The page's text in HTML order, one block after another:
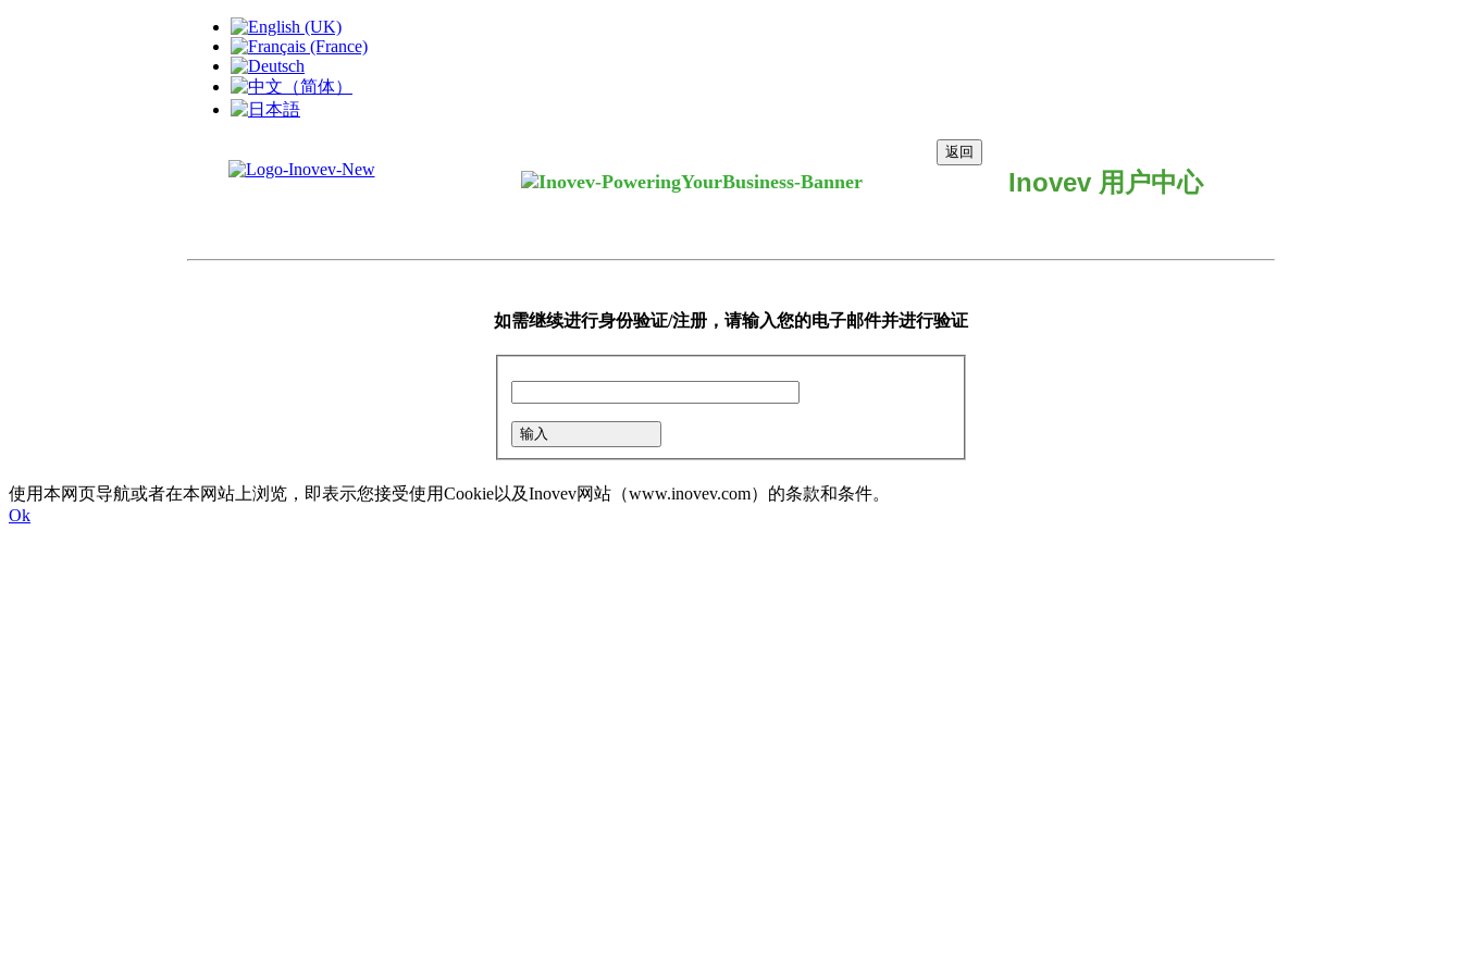
返回
Inovev 用户中心
如需继续进行身份验证/注册，请输入您的电子邮件并进行验证
使用本网页导航或者在本网站上浏览，即表示您接受使用Cookie以及Inovev网站（www.inovev.com）的条款和条件。
Ok